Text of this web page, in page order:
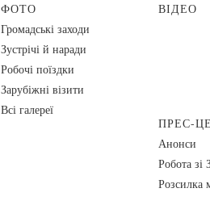
ФОТО
Громадські заходи
Зустрічі й наради
Робочі поїздки
Зарубіжні візити
Всі галереї
ВІДЕО
ПРЕС-
Анонси
Робота зі
Розсилка